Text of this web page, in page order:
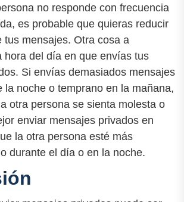
no responde con frecuencia
es probable que quieras reducir
tus mensajes. Otra cosa a
hora del día en que envías tus
Si envías demasiados mensajes
la noche o temprano en la mañana,
otra persona se sienta molesta o
enviar mensajes privados en
la otra persona esté más
durante el día o en la noche.